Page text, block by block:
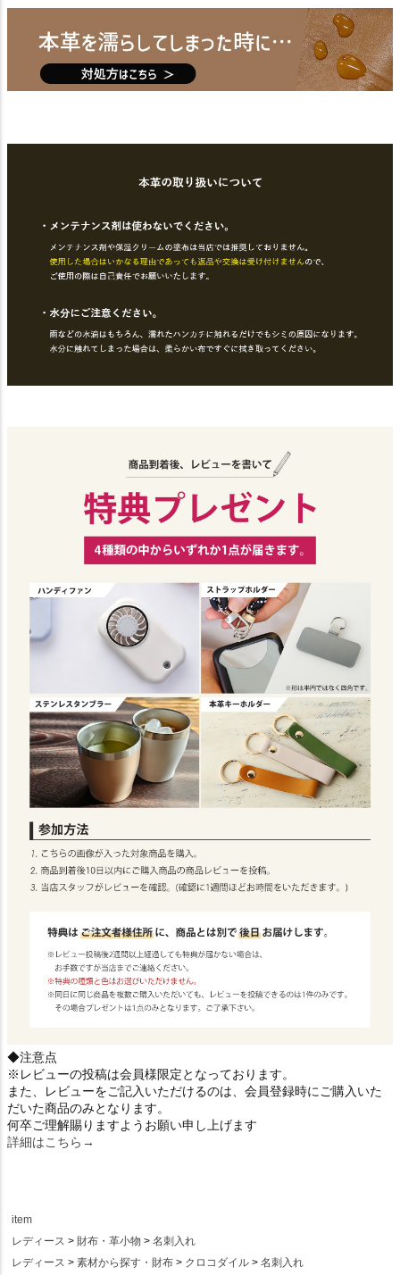
◆注意点
※レビューの投稿は会員様限定となっております。
また、レビューをご記入いただけるのは、会員登録時にご購入いた
だいた商品のみとなります。
何卒ご理解賜りますようお願い申し上げます
詳細はこちら→
item
レディース
財布・革小物
名刺入れ
レディース
素材から探す・財布 クロコダイル 名刺入れ